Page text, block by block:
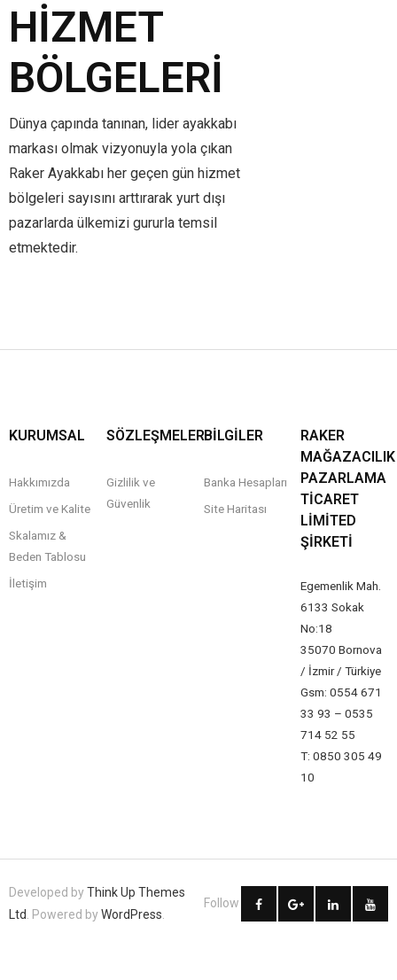
HIZMET
BÖLGELERI
Dünya çapında tanınan, lider ayakkabı
markası olmak vizyonuyla yola çıkan
Raker Ayakkabı her geçen gün hizmet
bölgeleri sayısını arttırarak yurt dışı
pazarlarda ülkemizi gururla temsil
etmektedir.
KURUMSAL
Hakkımızda
Üretim ve Kalite
Skalamız &
Beden Tablosu
İletişim
SÖZLEŞMELER
Gizlilik ve
Güvenlik
BİLGİLER
Banka Hesapları
Site Haritası
RAKER
MAĞAZACILIK
PAZARLAMA
TICARET
LIMITED
ŞIRKETI
Egemenlik Mah.
6133 Sokak
No:18
35070 Bornova
/ İzmir / Türkiye
Gsm: 0554 671
33 93 – 0535
714 52 55
T: 0850 305 49
10
Developed byThink Up Themes
Ltd
. Powered byWordPress
Follow